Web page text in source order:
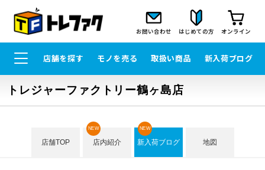
お問い合わせ はじめての方 オンライン
店舗を探す モノを売る 取扱い商品 新入荷ブログ
トレジャーファクトリー鶴ヶ島店
店舗TOP 店内紹介
NEW
新入荷ブログ
NEW
地図